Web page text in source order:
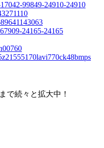
99849-24910-24910
24165-24165
で続々と拡大中！